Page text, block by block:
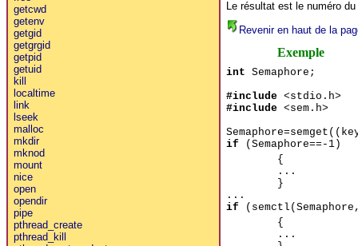
getcwd
getenv
getgid
getgrgid
getpid
getuid
kill
localtime
link
lseek
malloc
mkdir
mknod
mount
nice
open
opendir
pipe
pthread_create
pthread_kill
Le résultat est le numéro
Revenir en haut de la
Exemple
int Semaphore;
#include<stdio.h>
#include<sem.h>
if(Semaphore==-1)
{
...
}
...
if
{
...